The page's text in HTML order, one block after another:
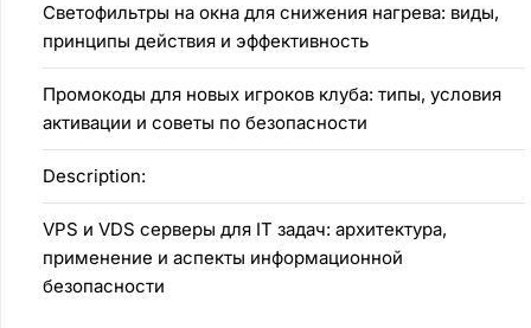
Светофильтры на окна для снижения нагрева: виды,
принципы действия и эффективность
Промокоды для новых игроков клуба: типы, условия
активации и советы по безопасности
Description:
VPS и VDS серверы для IT задач: архитектура,
применение и аспекты информационной
безопасности